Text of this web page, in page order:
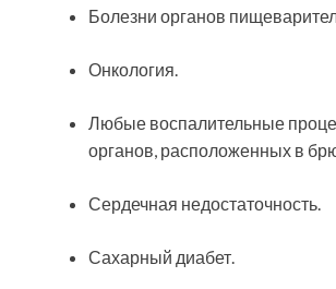
Болезни органов
Онкология.
Любые воспалительные
органов, расположенных в
Сердечная недостаточность.
Сахарный диабет.